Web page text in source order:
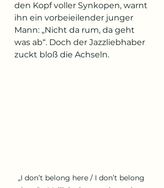
den Kopf voller Synkopen, warnt
ihn ein vorbeieilender junger
Mann: „Nicht da rum, da geht
was ab“. Doch der Jazzliebhaber
zuckt bloß die Achseln.
„I don’t belong here / I don’t belong